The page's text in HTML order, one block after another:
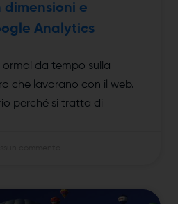
dimensioni e
Analytics
da tempo sulla
che lavorano con il web.
perché si tratta di